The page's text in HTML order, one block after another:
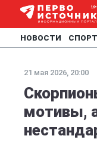
НОВОСТИ СПОРТ
21 мая 2026, 20:00
мотивы,